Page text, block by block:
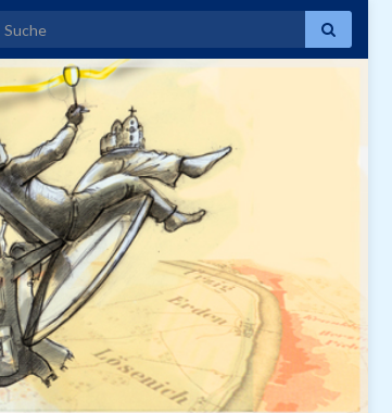
Search for: